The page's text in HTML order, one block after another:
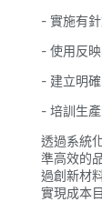
- 實施有
- 使用反
- 建立明
- 培訓生
透過系統
準高效的
過創新材
實現成本